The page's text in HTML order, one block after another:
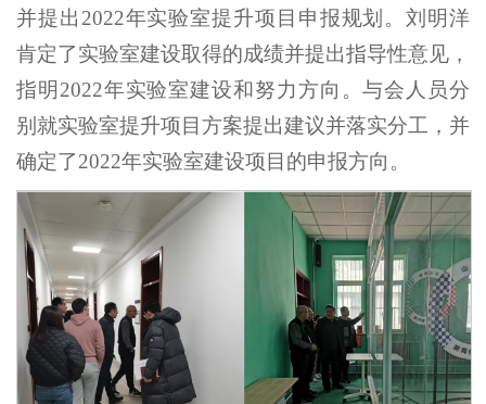
并提出2022年实验室提升项目申报规划。刘明洋
肯定了实验室建设取得的成绩并提出指导性意见，
指明2022年实验室建设和努力方向。与会人员分
别就实验室提升项目方案提出建议并落实分工，并
确定了2022年实验室建设项目的申报方向。